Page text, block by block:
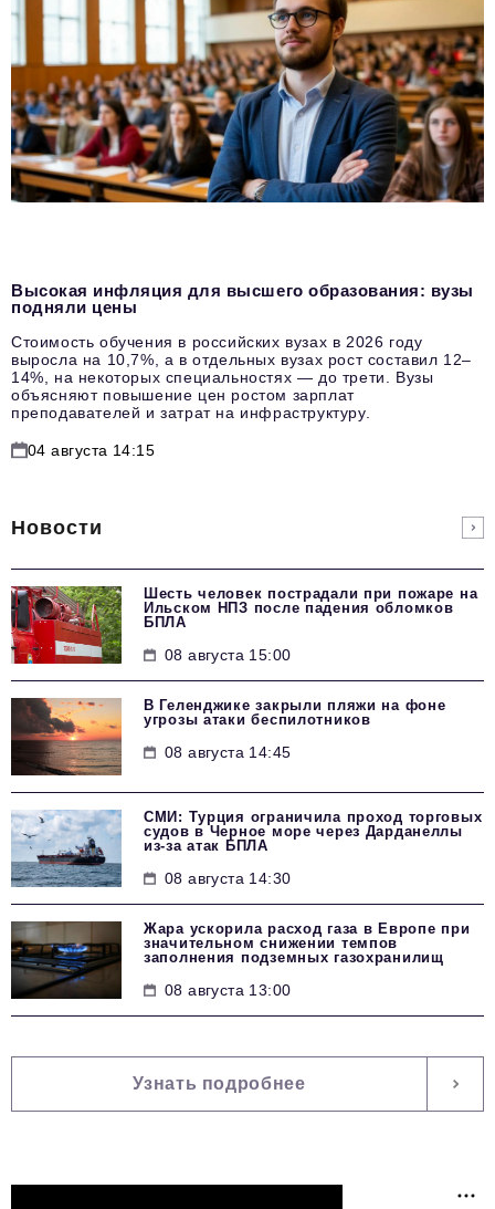
Высокая инфляция для высшего образования: вузы
подняли цены
Стоимость обучения в российских вузах в 2026 году
выросла на 10,7%, а в отдельных вузах рост составил 12–
14%, на некоторых специальностях — до трети. Вузы
объясняют повышение цен ростом зарплат
преподавателей и затрат на инфраструктуру.
04 августа 14:15
Новости
Шесть человек пострадали при пожаре на
Ильском НПЗ после падения обломков
БПЛА
08 августа 15:00
В Геленджике закрыли пляжи на фоне
угрозы атаки беспилотников
08 августа 14:45
СМИ: Турция ограничила проход торговых
судов в Черное море через Дарданеллы
из-за атак БПЛА
08 августа 14:30
Жара ускорила расход газа в Европе при
значительном снижении темпов
заполнения подземных газохранилищ
08 августа 13:00
Узнать подробнее